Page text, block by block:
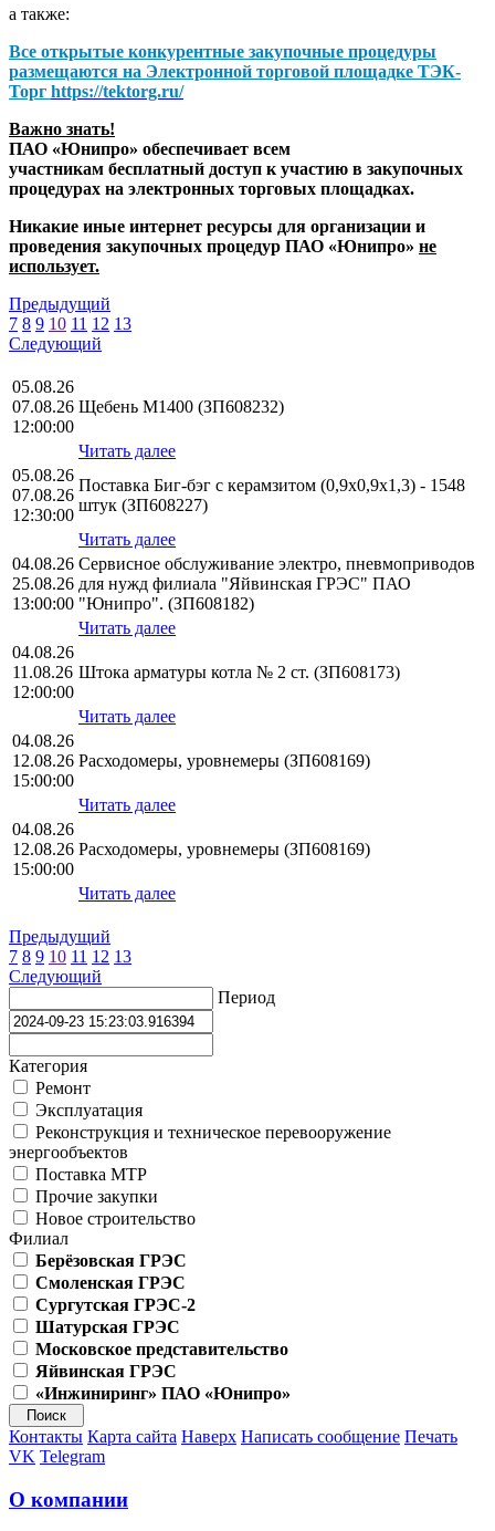
а также:
Все открытые конкурентные закупочные процедуры
размещаются на Электронной торговой площадке ТЭК-
Торг https://tektorg.ru/
Важно знать!
ПАО «Юнипро» обеспечивает всем
участникам бесплатный доступ к участию в закупочных
процедурах на электронных торговых площадках.
Никакие иные интернет ресурсы для организации и
проведения закупочных процедур ПАО «Юнипро» не
использует.
Предыдущий
7 8 9 10 11 12 13
Следующий
05.08.26
07.08.26
12:00:00
Щебень М1400 (ЗП608232)
Читать далее
05.08.26
07.08.26
12:30:00
Поставка Биг-бэг с керамзитом (0,9х0,9х1,3) - 1548
штук (ЗП608227)
Читать далее
04.08.26
25.08.26
13:00:00
Сервисное обслуживание электро, пневмоприводов
для нужд филиала "Яйвинская ГРЭС" ПАО
"Юнипро". (ЗП608182)
Читать далее
04.08.26
11.08.26
12:00:00
Штока арматуры котла № 2 ст. (ЗП608173)
Читать далее
04.08.26
12.08.26
15:00:00
Расходомеры, уровнемеры (ЗП608169)
Читать далее
04.08.26
12.08.26
15:00:00
Расходомеры, уровнемеры (ЗП608169)
Читать далее
Предыдущий
7 8 9 10 11 12 13
Следующий
Период
Категория
Ремонт
Эксплуатация
Реконструкция и техническое перевооружение
энергообъектов
Поставка МТР
Прочие закупки
Новое строительство
Филиал
Берёзовская ГРЭС
Смоленская ГРЭС
Сургутская ГРЭС-2
Шатурская ГРЭС
Московское представительство
Яйвинская ГРЭС
«Инжиниринг» ПАО «Юнипро»
Контакты Карта сайта Наверх Написать сообщение Печать
VK Telegram
О компании